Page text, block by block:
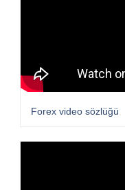
Forex video sözlüğü